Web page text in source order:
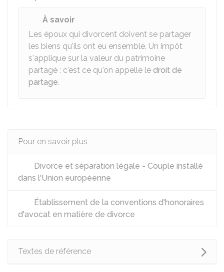
À savoir
Les époux qui divorcent doivent se partager
les biens qu'ils ont eu ensemble. Un impôt
s'applique sur la valeur du patrimoine
partagé : c'est ce qu'on appelle le droit de
partage.
Pour en savoir plus
Divorce et séparation légale - Couple installé
dans l'Union européenne
Établissement de la conventions d'honoraires
d'avocat en matière de divorce
Textes de référence